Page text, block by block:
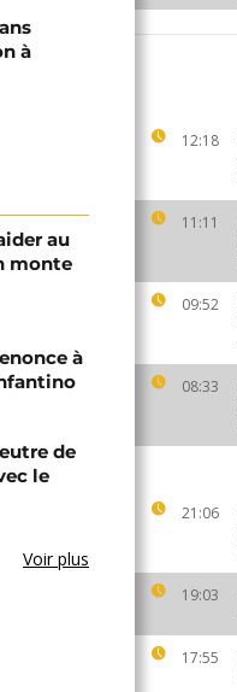
12:18
11:11
09:52
08:33
21:06
19:03
17:55
à
au
monte
à
de
le
Voir plus